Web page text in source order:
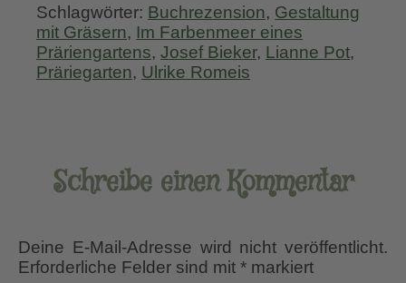
Schlagwörter: Buchrezension, Gestaltung
mit Gräsern, Im Farbenmeer eines
Präriengartens, Josef Bieker, Lianne Pot,
Präriegarten, Ulrike Romeis
Schreibe einen Kommentar
Deine E-Mail-Adresse wird nicht veröffentlicht.
Erforderliche Felder sind mit * markiert